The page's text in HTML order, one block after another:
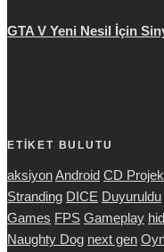
GTA V Yeni Nesil İçin
ETİKET BULUTU
aksiyonAndroid CD
Stranding DICE Duyuruldu
Games FPS Gameplay
Naughty Dog next gen